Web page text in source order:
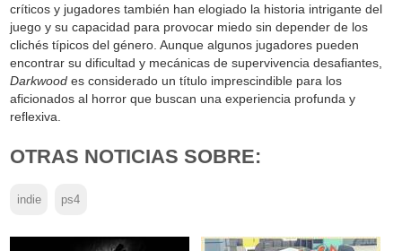
críticos y jugadores también han elogiado la historia intrigante del
juego y su capacidad para provocar miedo sin depender de los
clichés típicos del género. Aunque algunos jugadores pueden
encontrar su dificultad y mecánicas de supervivencia desafiantes,
Darkwood es considerado un título imprescindible para los
aficionados al horror que buscan una experiencia profunda y
reflexiva.
OTRAS NOTICIAS SOBRE:
indie ps4